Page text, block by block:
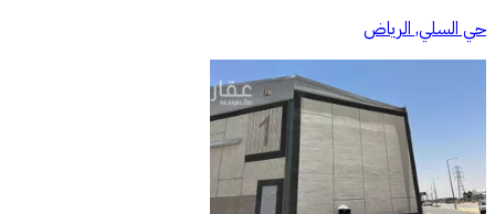
حي السلي, الرياض